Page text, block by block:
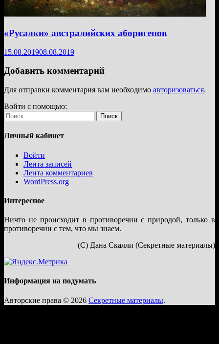
«Русалки» австралийских аборигенов
15.08.201908.08.2019
Добавить комментарий
Для отправки комментария вам необходимо авторизоваться.
Войти с помощью:
Найти:
Личный кабинет
Войти
Лента записей
Лента комментариев
WordPress.org
Интересное
Ничто не происходит в противоречии с природой, только в
противоречии с тем, что мы знаем.
(С) Дана Скалли (Секретные материалы)
Информация на подумать
Авторские права © 2026 Секретные материалы.